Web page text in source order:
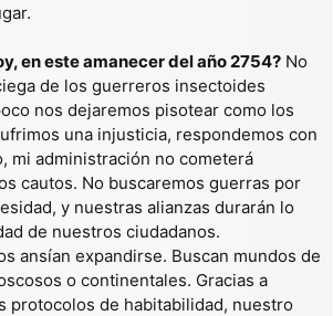
en este amanecer del año 2754? No
de los guerreros insectoides
nos dejaremos pisotear como los
una injusticia, respondemos con
mi administración no cometerá
cautos. No buscaremos guerras por
y nuestras alianzas durarán lo
de nuestros ciudadanos.
ansían expandirse. Buscan mundos de
o continentales. Gracias a
protocolos de habitabilidad, nuestro